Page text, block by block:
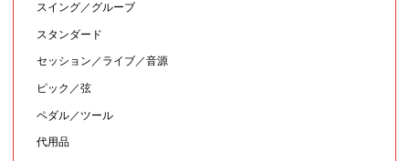
スイング／グルーブ
スタンダード
セッション／ライブ／音源
ピック／弦
ペダル／ツール
代用品